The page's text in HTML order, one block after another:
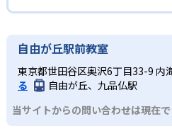
という受け身の姿勢ではなく、
つけられるだろう。
また、自学学習スタイルで学ぶ
課題に気がつくようになる。学
るため、早い時期から高校教材
03 フレキシブ
中学に向けて苦手教科を
KUMONでは経験豊富な先生が
るよう適切なヒントを与えたり
少しずつ苦手意識を克服できる
た、年齢や学年にとらわれずに
ルから学習できるため、難しす
単すぎて退屈することもない。
どんなデメリ
KUMONでは、中高生のクラス
科に限られるため、その他の教
る必要があるだろう。
KUMONは、公式サイトでは合
わせたい。
自由が丘駅前教室
東京都世田谷区奥沢6丁目33-9
る
自由が丘、九品仏駅
当サイトからの問い合わせは現在